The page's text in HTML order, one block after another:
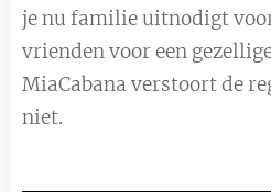
je nu familie uitnodigt
vrienden voor een
MiaCabana verstoort de
niet.